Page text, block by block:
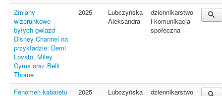
Zmiany
wizerunkowe
byłych gwiazd
Disney Channel na
przykładzie: Demi
Lovato, Miley
Cyrus oraz Belli
Thorne
2025
Lubczyńska
Aleksandra
dziennikarstwo
i komunikacja
społeczna
Fenomen kabaretu
2025
Lubczyńska
dziennikarstwo